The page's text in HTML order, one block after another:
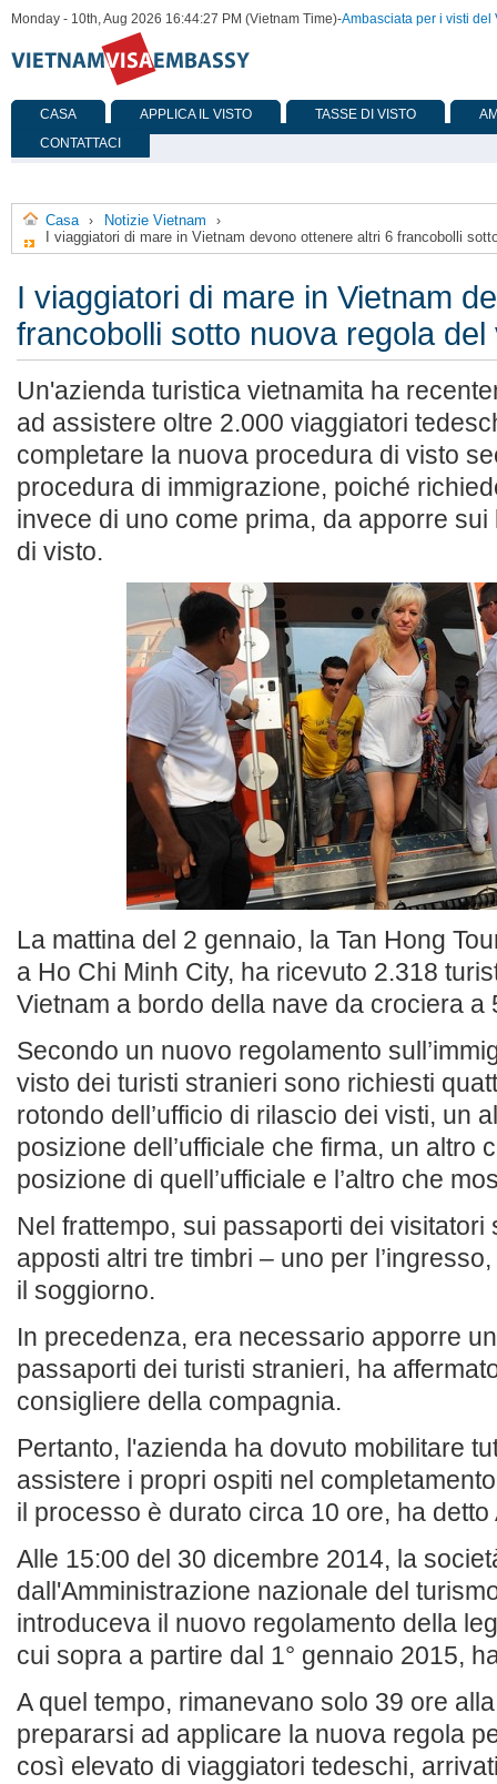
Monday - 10th, Aug 2026 16:44:27 PM (Vietnam Time)-Ambasciata per i visti del
CASA APPLICA IL VISTO TASSE DI VISTO
CONTATTACI
Casa › Notizie Vietnam ›
I viaggiatori di mare in Vietnam devono ottenere altri 6 francobolli
I viaggiatori di mare in Vietnam
francobolli sotto nuova regola del
Un'azienda turistica vietnamita ha
ad assistere oltre 2.000 viaggiatori
completare la nuova procedura di visto
procedura di immigrazione, poiché
invece di uno come prima, da apporre
di visto.
La mattina del 2 gennaio, la Tan Hong
a Ho Chi Minh City, ha ricevuto 2.318
Vietnam a bordo della nave da crociera a
Secondo un nuovo regolamento
visto dei turisti stranieri sono richiesti
rotondo dell’ufficio di rilascio dei visti, un
posizione dell’ufficiale che firma, un altro
posizione di quell’ufficiale e l’altro che
Nel frattempo, sui passaporti dei
apposti altri tre timbri – uno per
il soggiorno.
In precedenza, era necessario apporre
passaporti dei turisti stranieri, ha
consigliere della compagnia.
Pertanto, l'azienda ha dovuto mobilitare
assistere i propri ospiti nel
il processo è durato circa 10 ore, ha detto
Alle 15:00 del 30 dicembre 2014, la
dall'Amministrazione nazionale del
introduceva il nuovo regolamento della
cui sopra a partire dal 1° gennaio 2015,
A quel tempo, rimanevano solo 39 ore
prepararsi ad applicare la nuova regola
così elevato di viaggiatori tedeschi,